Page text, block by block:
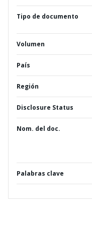
Tipo de documento
Volumen
País
Región
Disclosure Status
Nom. del doc.
Palabras clave